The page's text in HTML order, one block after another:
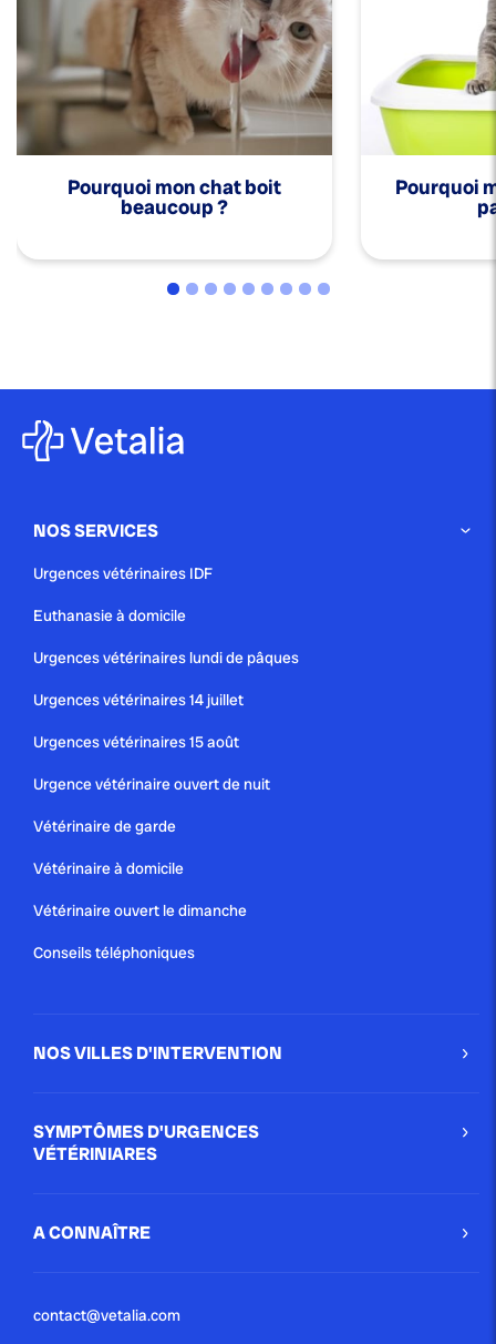
Pourquoi mon chat boit
beaucoup ?
Pourquoi
NOS SERVICES
Urgences vétérinaires IDF
Euthanasie à domicile
Urgences vétérinaires lundi de pâques
Urgences vétérinaires 14 juillet
Urgences vétérinaires 15 août
Urgence vétérinaire ouvert de nuit
Vétérinaire de garde
Vétérinaire à domicile
Vétérinaire ouvert le dimanche
Conseils téléphoniques
NOS VILLES D'INTERVENTION
SYMPTÔMES D'URGENCES
VÉTÉRINIARES
A CONNAÎTRE
contact@vetalia.com